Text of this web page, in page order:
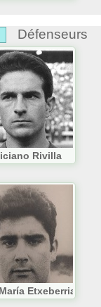
Défenseurs
Rivilla
Etxeberria